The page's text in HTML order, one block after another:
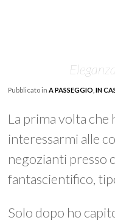
Pubblicato inA PASSEGGIO ,IN
La prima volta che
interessarmi alle
negozianti presso
fantascientifico,
Solo dopo ho